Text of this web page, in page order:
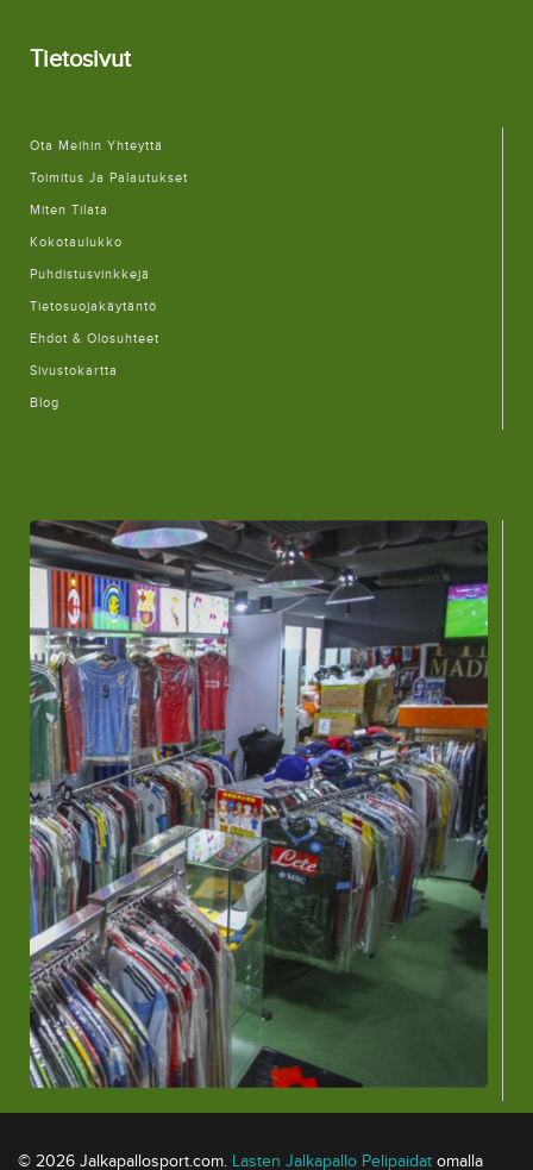
Tietosivut
Ota Meihin Yhteyttä
Toimitus Ja Palautukset
Miten Tilata
Kokotaulukko
Puhdistusvinkkejä
Tietosuojakäytäntö
Ehdot & Olosuhteet
Sivustokartta
Blog
© 2026 Jalkapallosport.com. Lasten Jalkapallo Pelipaidat omalla